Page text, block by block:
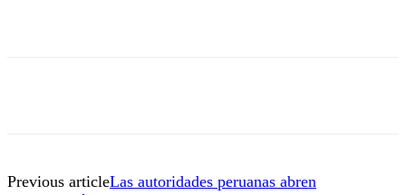
Previous articleLas autoridades peruanas abren